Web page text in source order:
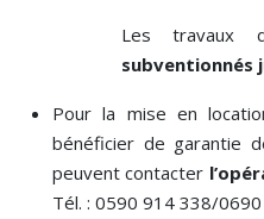
Les travaux
subventionnés
Pour la mise en
bénéficier de garantie
peuvent contacter
Tél. : 0590 914 338/